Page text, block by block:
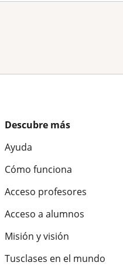
Descubre más
Ayuda
Cómo funciona
Acceso profesores
Acceso a alumnos
Misión y visión
Tusclases en el mundo